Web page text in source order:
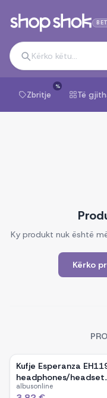
Zbritje
%
Të
Ky produkt nuk është
Kërko
Kufje Esperanza
headphones/headset
Head-band
albusonline